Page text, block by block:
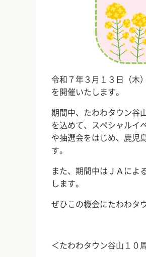
令和７年３月１３日（木
を開催いたします。
期間中、たわわタウン谷
を込めて、スペシャルイ
や抽選会をはじめ、鹿児
す。
また、期間中はＪＡによ
します。
ぜひこの機会にたわわタ
＜たわわタウン谷山１０